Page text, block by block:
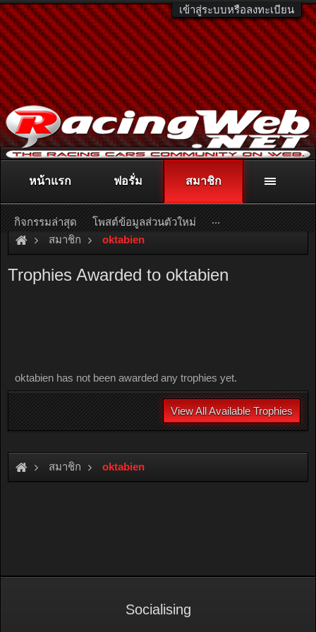
เข้าสู่ระบบหรือลงทะเบียน
ติดต่อลงโฆษณา racingweb@gmail.comหรือโทร. 081-811-1138
หรืออ่านรายละเอียดเพิ่มเติม คลิกที่นี่
สมาชิก oktabien
Trophies Awarded to oktabien
oktabien has not been awarded any trophies yet.
View All Available Trophies
สมาชิก oktabien
หน้าแรก ฟอรั่ม สมาชิก
กิจกรรมล่าสุด โพสต์ข้อมูลส่วนตัวใหม่ ...
Socialising